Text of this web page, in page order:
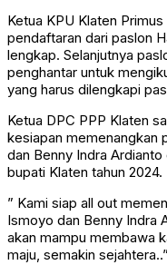
Ketua KPU Klaten
pendaftaran dari paslon
lengkap. Selanjutnya
penghantar untuk
yang harus dilengkapi
Ketua DPC PPP Klaten
kesiapan memenangkan
dan Benny Indra
bupati Klaten tahun 2024.
” Kami siap all out
Ismoyo dan Benny Indra
akan mampu membawa
maju, semakin